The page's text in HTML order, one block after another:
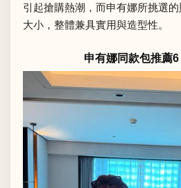
引起搶購熱潮，而申有娜所挑選
大小，整體兼具實用與造型性。
申有娜同款包推薦